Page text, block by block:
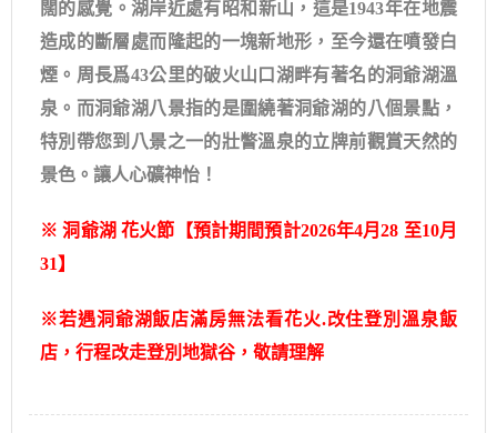
闊的感覺。湖岸近處有昭和新山，這是1943年在地震
造成的斷層處而隆起的一塊新地形，至今還在噴發白
煙。周長爲43公里的破火山口湖畔有著名的洞爺湖溫
泉。而洞爺湖八景指的是圍繞著洞爺湖的八個景點，
特別帶您到八景之一的壯瞥溫泉的立牌前觀賞天然的
景色。讓人心礦神怡！
※ 洞爺湖 花火節【預計期間預計2026年4月28 至10月
31】
※若遇洞爺湖飯店滿房無法看花火.改住登別溫泉飯
店，行程改走登別地獄谷，敬請理解